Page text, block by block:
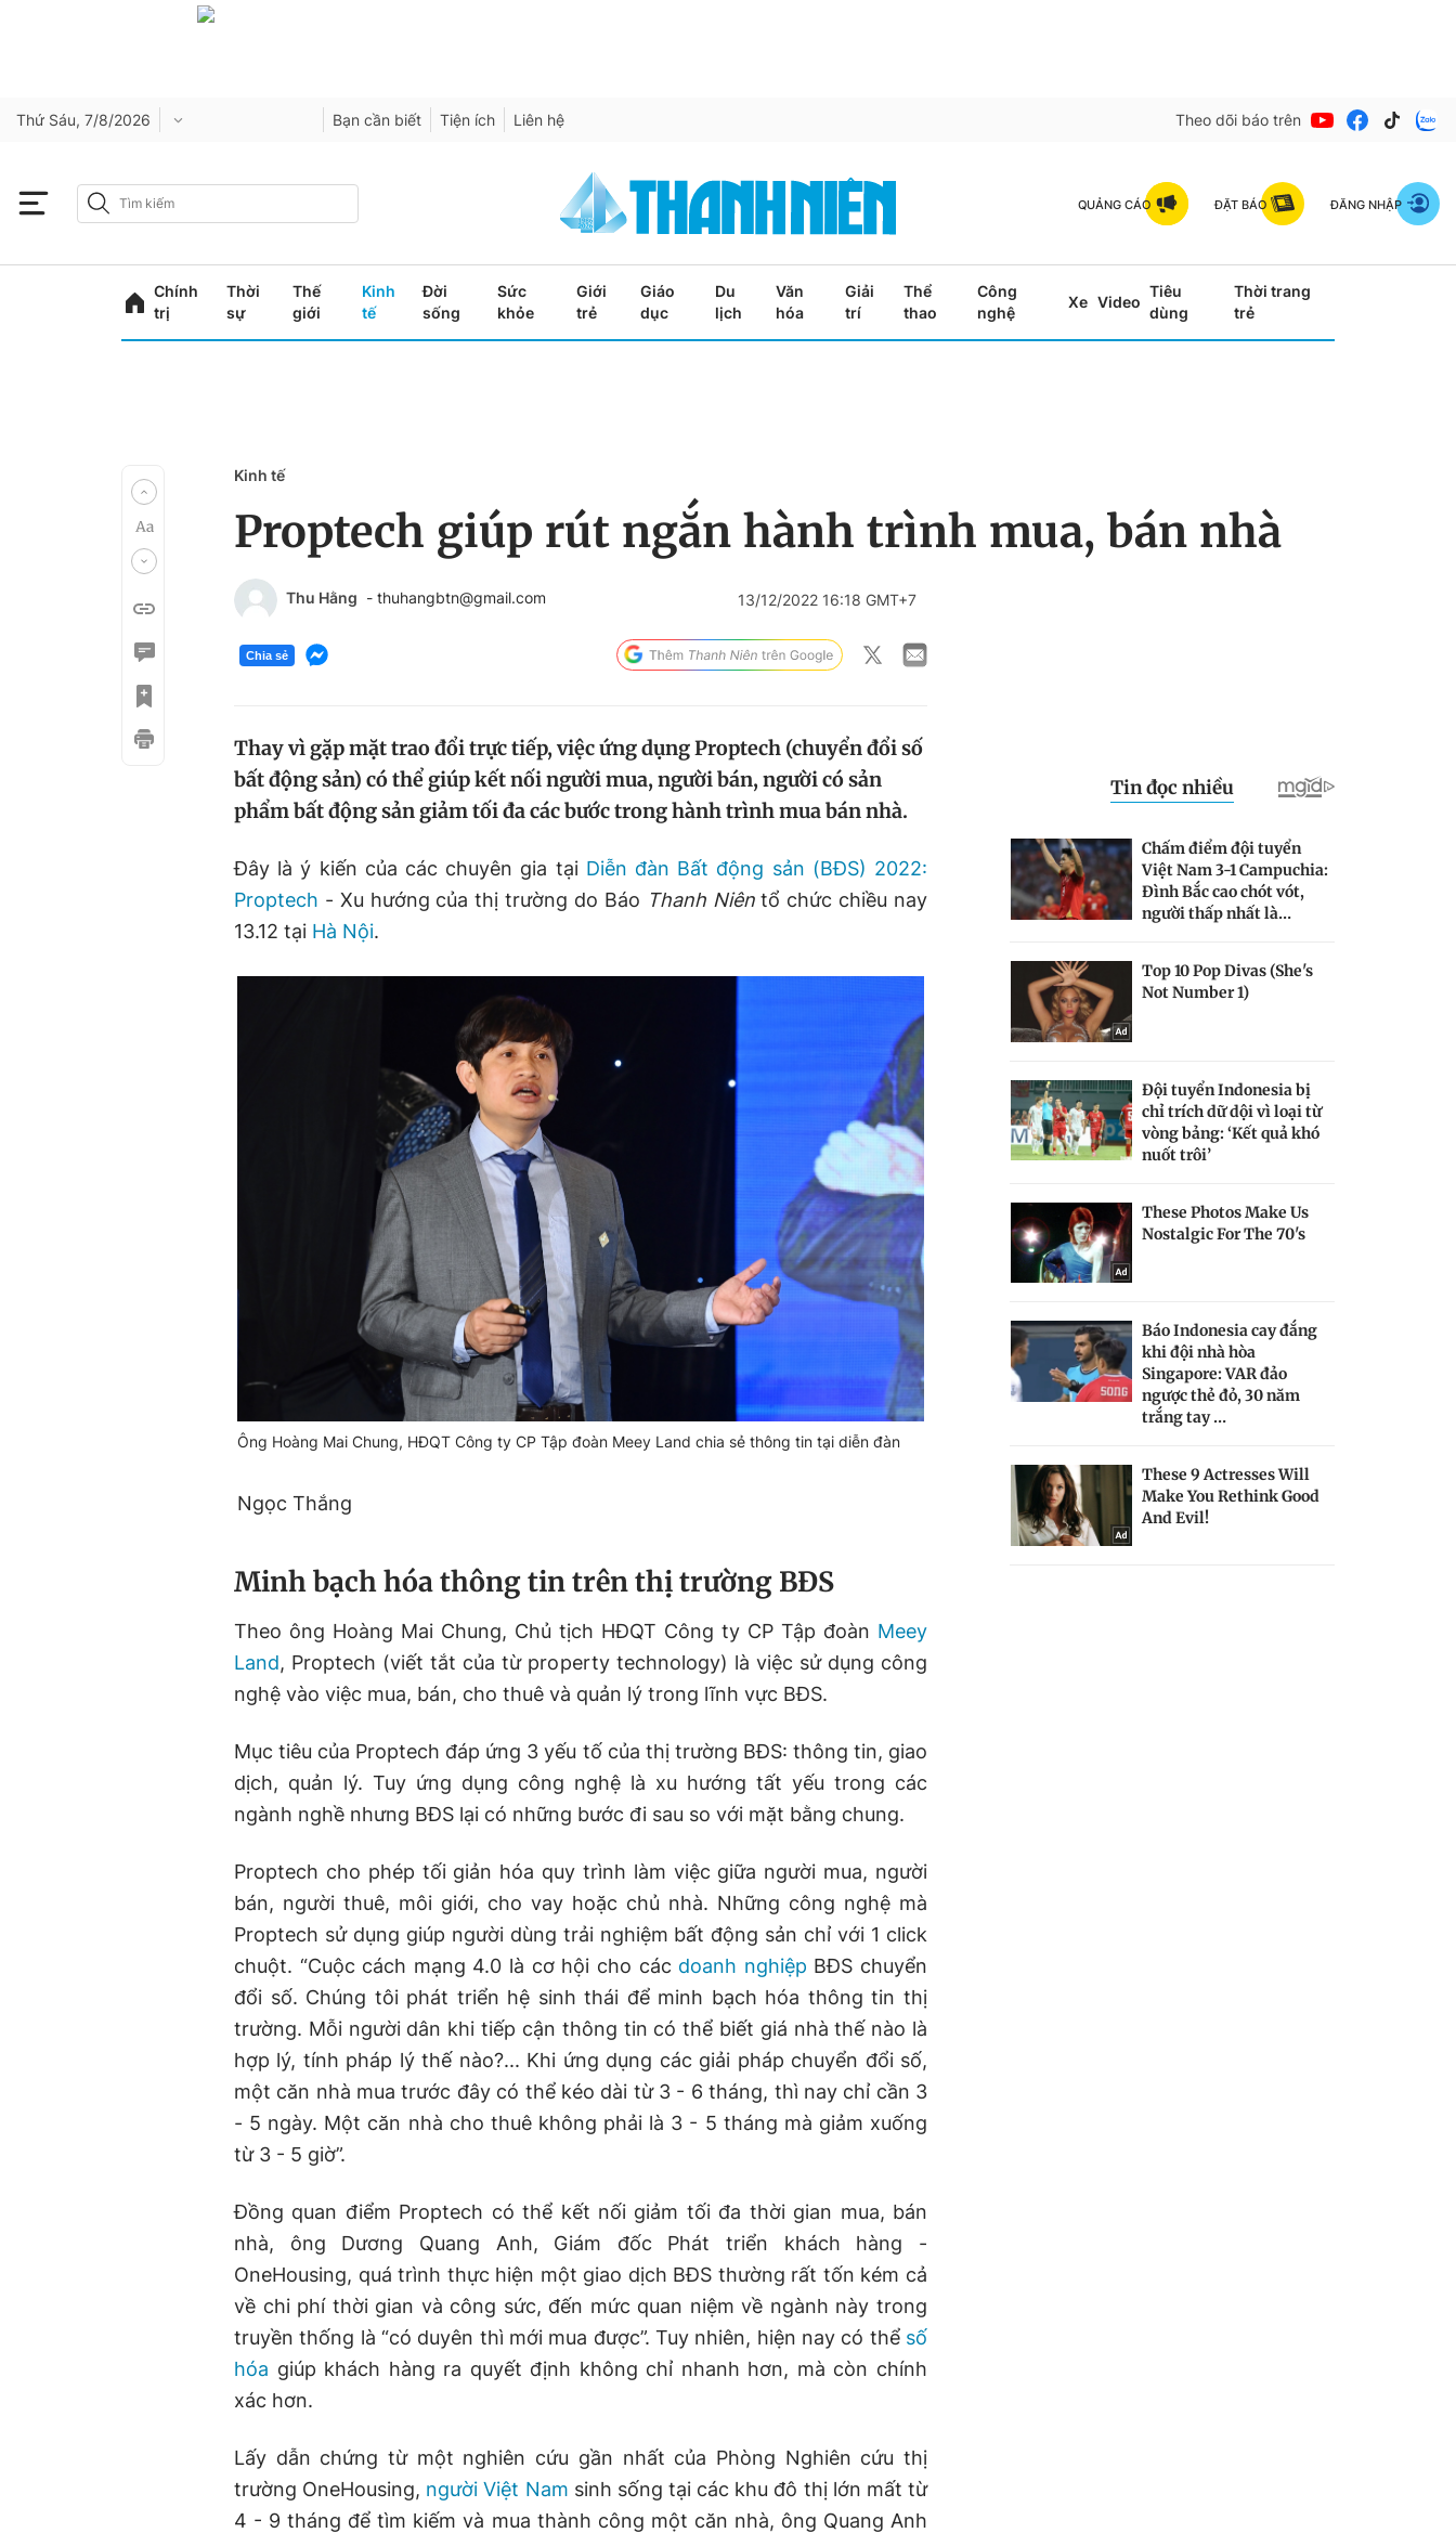
Thứ Sáu, 7/8/2026 Bạn cần biết Tiện ích Liên hệ Theo dõi báo trên
QUẢNG CÁO ĐẶT BÁO ĐĂNG NHẬP
Chính
trị
Thời
sự
Thế
giới
Kinh
tế
Đời
sống
Sức
khỏe
Giới
trẻ
Giáo
dục
Du
lịch
Văn
hóa
Giải
trí
Thể
thao
Công
nghệ
Xe Video
Tiêu
dùng
Thời trang
trẻ
Kinh tế
Proptech giúp rút ngắn hành trình mua, bán nhà
Thu Hằng - thuhangbtn@gmail.com 13/12/2022 16:18 GMT+7
Chia sẻ
Thay vì gặp mặt trao đổi trực tiếp, việc ứng dụng Proptech (chuyển đổi số
bất động sản) có thể giúp kết nối người mua, người bán, người có sản
phẩm bất động sản giảm tối đa các bước trong hành trình mua bán nhà.
Đây là ý kiến của các chuyên gia tại Diễn đàn Bất động sản (BĐS) 2022:
Proptech - Xu hướng của thị trường do Báo Thanh Niêntổ chức chiều nay
13.12 tại Hà Nội.
Ông Hoàng Mai Chung, HĐQT Công ty CP Tập đoàn Meey Land chia sẻ thông tin tại diễn đàn
Ngọc Thắng
Minh bạch hóa thông tin trên thị trường BĐS
Theo ông Hoàng Mai Chung, Chủ tịch HĐQT Công ty CP Tập đoàn Meey
Land, Proptech (viết tắt của từ property technology) là việc sử dụng công
nghệ vào việc mua, bán, cho thuê và quản lý trong lĩnh vực BĐS.
Mục tiêu của Proptech đáp ứng 3 yếu tố của thị trường BĐS: thông tin, giao
dịch, quản lý. Tuy ứng dụng công nghệ là xu hướng tất yếu trong các
ngành nghề nhưng BĐS lại có những bước đi sau so với mặt bằng chung.
Proptech cho phép tối giản hóa quy trình làm việc giữa người mua, người
bán, người thuê, môi giới, cho vay hoặc chủ nhà. Những công nghệ mà
Proptech sử dụng giúp người dùng trải nghiệm bất động sản chỉ với 1 click
chuột. “Cuộc cách mạng 4.0 là cơ hội cho các doanh nghiệp BĐS chuyển
đổi số. Chúng tôi phát triển hệ sinh thái để minh bạch hóa thông tin thị
trường. Mỗi người dân khi tiếp cận thông tin có thể biết giá nhà thế nào là
hợp lý, tính pháp lý thế nào?... Khi ứng dụng các giải pháp chuyển đổi số,
một căn nhà mua trước đây có thể kéo dài từ 3 - 6 tháng, thì nay chỉ cần 3
- 5 ngày. Một căn nhà cho thuê không phải là 3 - 5 tháng mà giảm xuống
từ 3 - 5 giờ”.
Đồng quan điểm Proptech có thể kết nối giảm tối đa thời gian mua, bán
nhà, ông Dương Quang Anh, Giám đốc Phát triển khách hàng -
OneHousing, quá trình thực hiện một giao dịch BĐS thường rất tốn kém cả
về chi phí thời gian và công sức, đến mức quan niệm về ngành này trong
truyền thống là “có duyên thì mới mua được”. Tuy nhiên, hiện nay có thể số
hóa giúp khách hàng ra quyết định không chỉ nhanh hơn, mà còn chính
xác hơn.
Lấy dẫn chứng từ một nghiên cứu gần nhất của Phòng Nghiên cứu thị
trường OneHousing, người Việt Nam sinh sống tại các khu đô thị lớn mất từ
4 - 9 tháng để tìm kiếm và mua thành công một căn nhà, ông Quang Anh